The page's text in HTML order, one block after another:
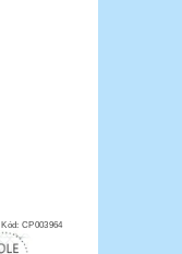
Kód:CP003964